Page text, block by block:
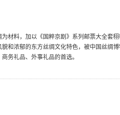
材料，加以《国粹京剧》系列邮票大全套
和浓郁的东方丝绸文化特色，被中国丝绸
务礼品、外事礼品的首选。